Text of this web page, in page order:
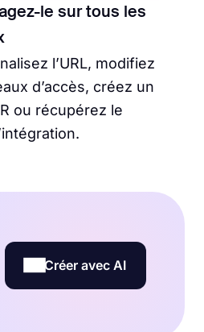
le sur tous les
l’URL, modifiez
d’accès, créez un
ou récupérez le
Créer avec AI